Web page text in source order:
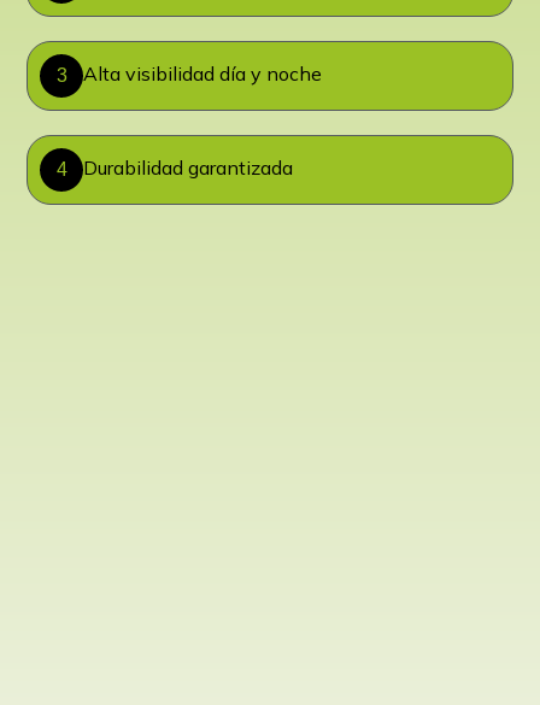
3 Alta visibilidad día y noche
4 Durabilidad garantizada